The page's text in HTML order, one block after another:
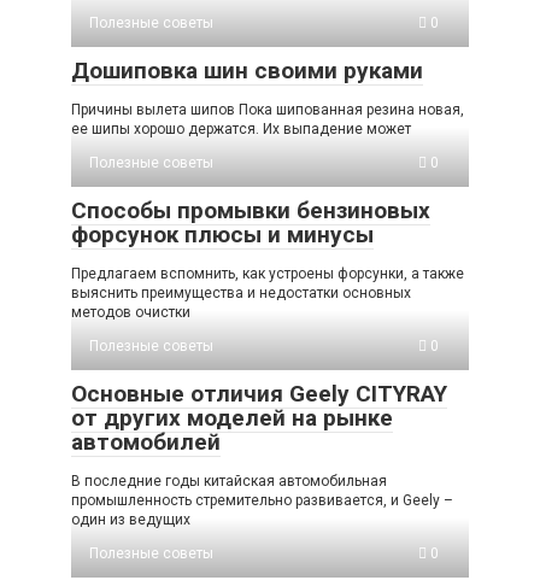
Полезные советы
0
Дошиповка шин своими руками
Причины вылета шипов Пока шипованная резина новая,
ее шипы хорошо держатся. Их выпадение может
Полезные советы
0
Способы промывки бензиновых
форсунок плюсы и минусы
Предлагаем вспомнить, как устроены форсунки, а также
выяснить преимущества и недостатки основных
методов очистки
Полезные советы
0
Основные отличия Geely CITYRAY
от других моделей на рынке
автомобилей
В последние годы китайская автомобильная
промышленность стремительно развивается, и Geely –
один из ведущих
Полезные советы
0